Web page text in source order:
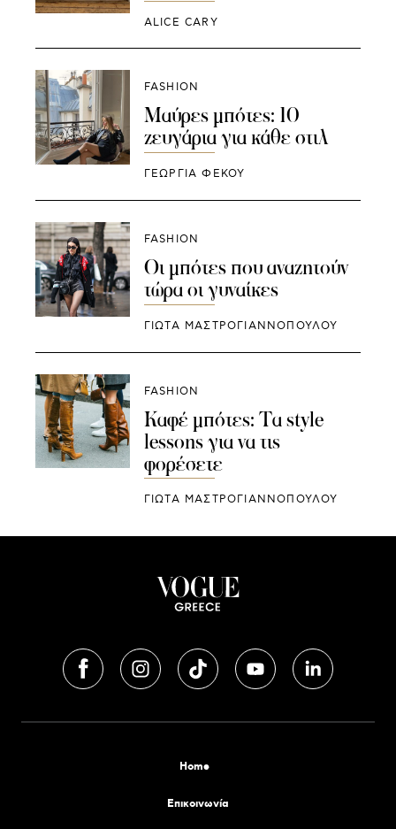
ALICE CARY
FASHION
Μαύρες μπότες: 10
ζευγάρια για κάθε στιλ
ΓΕΩΡΓΙΑ ΦΕΚΟΥ
FASHION
Οι μπότες που αναζητούν
τώρα οι γυναίκες
ΓΙΩΤΑ ΜΑΣΤΡΟΓΙΑΝΝΟΠΟΥΛΟΥ
FASHION
Καφέ μπότες: Τα style
lessons για να τις
φορέσετε
ΓΙΩΤΑ ΜΑΣΤΡΟΓΙΑΝΝΟΠΟΥΛΟΥ
Home
Επικοινωνία